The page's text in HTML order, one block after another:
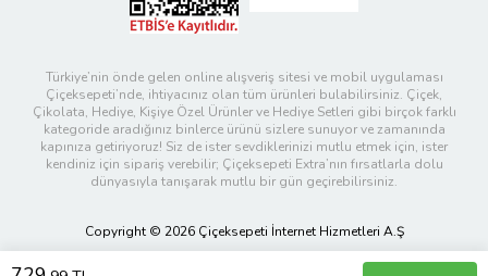
Türkiye’nin önde gelen online alışveriş sitesi ve mobil uygulaması
Çiçeksepeti’nde, ihtiyacınız olan tüm ürünleri bulabilirsiniz. Çiçek,
Çikolata, Hediye, Kişiye Özel Ürünler ve Hediye Setleri gibi birçok farklı
kategoride aradığınız binlerce ürünü sizlere sunuyor ve zamanında
kapınıza getiriyoruz! Siz de ister sevdiklerinizi mutlu etmek için, ister
kendiniz için sipariş verebilir; Çiçeksepeti Extra’nın fırsatlarla dolu
dünyasıyla tanışarak mutlu bir gün geçirebilirsiniz.
Copyright © 2026 Çiçeksepeti İnternet Hizmetleri A.Ş